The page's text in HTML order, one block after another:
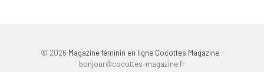
© 2026 Magazine féminin en ligne Cocottes Magazine-
bonjour@cocottes-magazine.fr